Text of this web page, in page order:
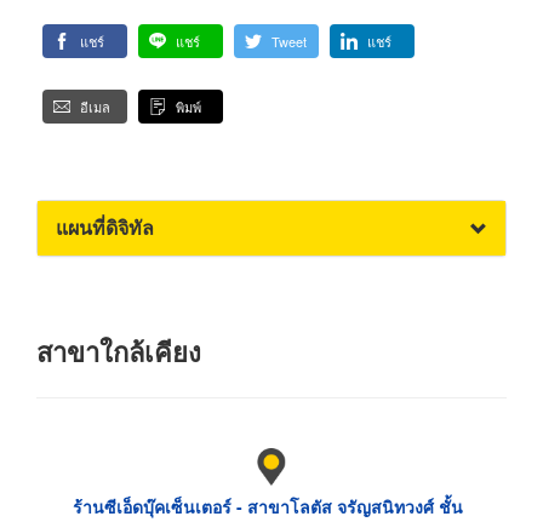
แชร์ แชร์ Tweet แชร์
อีเมล พิมพ์
แผนที่ดิจิทัล
สาขาใกล้เคียง
ร้านซีเอ็ดบุ๊คเซ็นเตอร์ - สาขาโลตัส จรัญสนิทวงศ์ ชั้น